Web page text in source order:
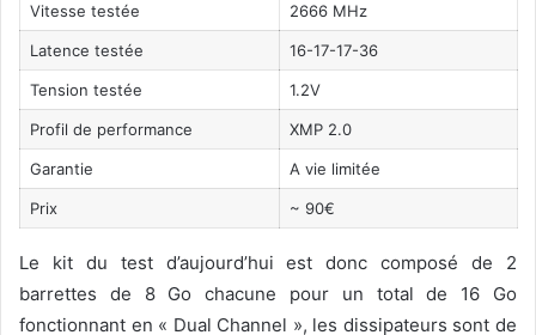
Vitesse testée 2666 MHz
Latence testée 16-17-17-36
Tension testée 1.2V
Profil de performance XMP 2.0
Garantie A vie limitée
Prix ~ 90€
Le kit du test d’aujourd’hui est donc composé de 2
barrettes de 8 Go chacune pour un total de 16 Go
fonctionnant en « Dual Channel », les dissipateurs sont de